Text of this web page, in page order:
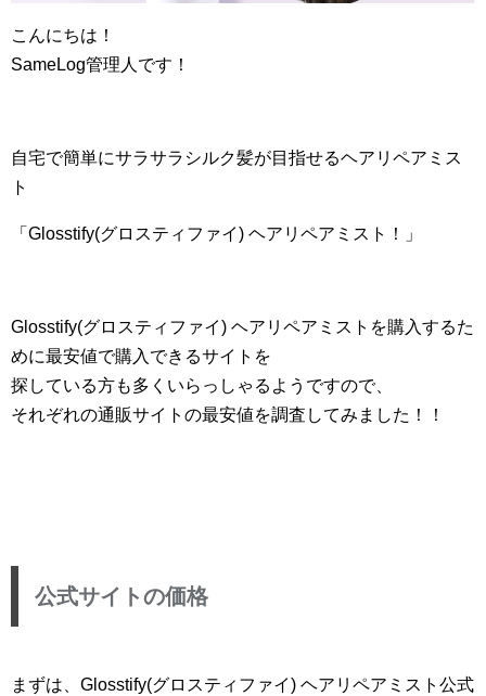
こんにちは！
SameLog管理人です！
自宅で簡単にサラサラシルク髪が目指せるヘアリペアミス
ト
「Glosstify(グロスティファイ) ヘアリペアミスト！」
Glosstify(グロスティファイ) ヘアリペアミストを購入するた
めに最安値で購入できるサイトを
探している方も多くいらっしゃるようですので、
それぞれの通販サイトの最安値を調査してみました！！
公式サイトの価格
まずは、Glosstify(グロスティファイ) ヘアリペアミスト公式